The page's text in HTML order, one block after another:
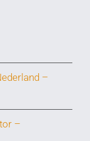
–
–